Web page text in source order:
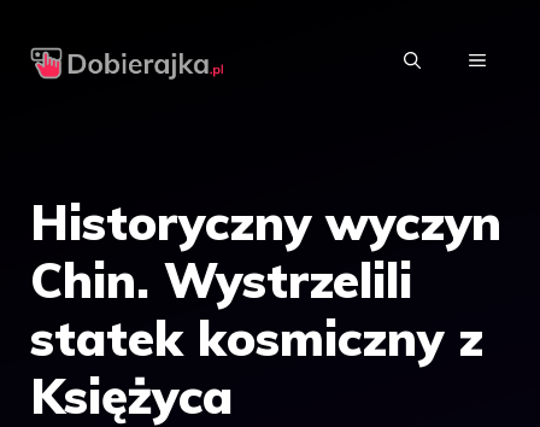
MENU
Historyczny wyczyn
Chin. Wystrzelili
statek kosmiczny z
Księżyca